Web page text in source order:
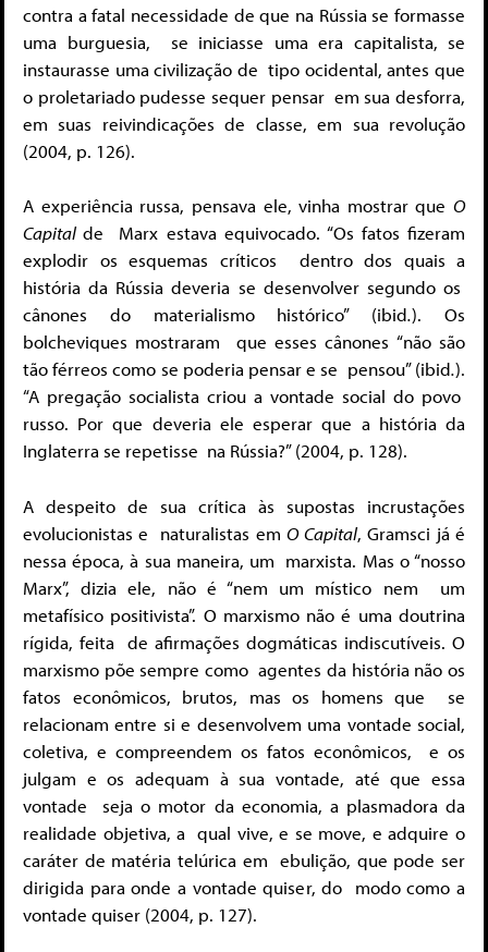
contra afatal necessidade de que na Rússia se formasse
uma burguesia, se iniciasse uma era capitalista, se
instaurasse uma civilização detipo ocidental, antes que
o proletariado pudesse sequer pensar em sua desforra,
em suas reivindicações de classe, em sua revolução
(2004, p. 126).
A experiência russa, pensava ele, vinha mostrar que O
Capitalde Marx estava equivocado. “Os fatos fizeram
explodir os esquemas críticos dentro dos quais a
história da Rússia deveria se desenvolver segundo os
cânones do materialismo histórico” (ibid.). Os
bolcheviques mostraram que esses cânones “não são
tão férreos como se poderia pensar e se pensou” (ibid.).
“A pregação socialista criou a vontade social do povo
russo. Por que deveria ele esperar que a história da
Inglaterra se repetisse na Rússia?” (2004, p. 128).
A despeito de sua crítica às supostas incrustações
evolucionistas e naturalistas emO Capital, Gramsci já é
nessa época, à sua maneira, um marxista. Mas o “nosso
Marx”, dizia ele, não é “nem um místico nem um
metafísico positivista”. O marxismo não é uma doutrina
rígida, feita de afirmações dogmáticas indiscutíveis. O
marxismo põe sempre comoagentes da história não os
fatos econômicos, brutos, mas os homens que se
relacionam entre si e desenvolvem uma vontade social,
coletiva, e compreendem os fatos econômicos, e os
julgam e os adequam à sua vontade, até que essa
vontade seja o motor da economia, a plasmadora da
realidade objetiva, aqual vive, e se move, e adquire o
caráter de matéria telúrica em ebulição, que pode ser
dirigida para onde a vontade quiser, do modo como a
vontade quiser (2004, p. 127).